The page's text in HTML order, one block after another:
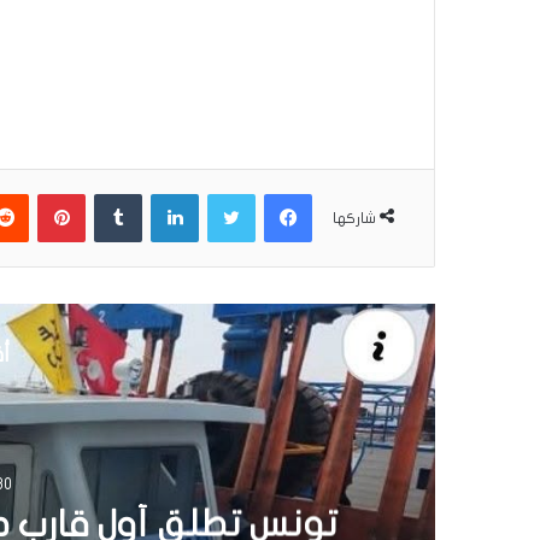
شاركها
فيسبوكتويتر لينكدإن
3 يونيو 2026